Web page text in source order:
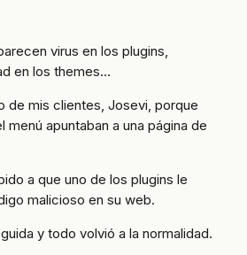
virus en los plugins,
en los themes…
de mis clientes, Josevi, porque
apuntaban a una página de
a que uno de los plugins le
malicioso en su web.
y todo volvió a la normalidad.